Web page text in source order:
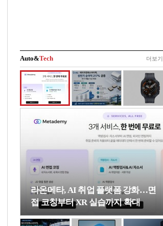
Auto&Tech 더보기
라온메타, AI 취업 플랫폼 강화…면
접 코칭부터 XR 실습까지 확대